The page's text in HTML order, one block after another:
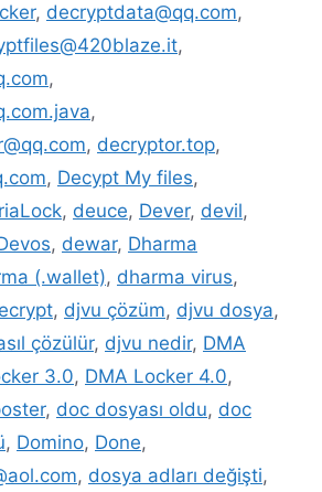
, decryptdata@qq.com,
,
,
,
, decryptor.top,
, Decypt My files,
, deuce, Dever, devil,
, dewar, Dharma
(.wallet), dharma virus,
, djvu çözüm, djvu dosya,
çözülür, djvu nedir, DMA
3.0, DMA Locker 4.0,
, doc dosyası oldu, doc
, Domino, Done,
, dosya adları değişti,